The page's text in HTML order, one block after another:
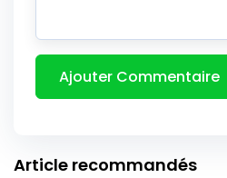
Article recommandés